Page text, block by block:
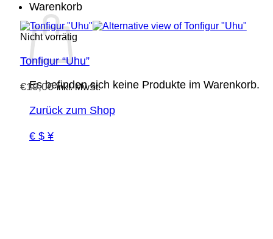
Warenkorb
Es befinden sich keine Produkte im Warenkorb.
Zurück zum Shop
€ $ ¥
Nicht vorrätig
Tonfigur “Uhu”
€19,00 inkl. MwSt.